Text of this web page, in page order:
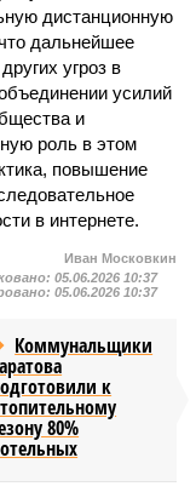
дистанционную
дальнейшее
угроз в
усилий
и
роль в этом
повышение
в интернете.
Иван Московкин
05.06.2026 10:37
05.06.2026 10:37
Коммунальщики
к
80%